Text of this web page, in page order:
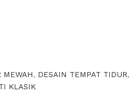
MEWAH, DESAIN TEMPAT TIDUR,
KLASIK